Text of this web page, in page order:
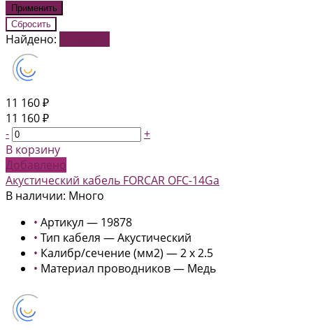
Найдено:
11 160 ₽
11 160 ₽
-
+
В корзину
Добавлено
Акустический кабель FORCAR OFC-14Ga
В наличии: Много
• Артикул — 19878
• Тип кабеля — Акустический
• Калибр/сечение (мм2) — 2 x 2.5
• Материал проводников — Медь